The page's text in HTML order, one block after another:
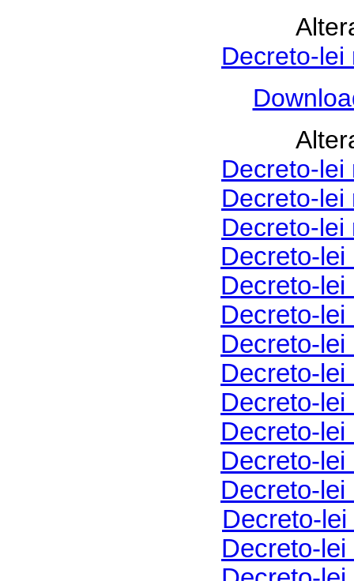
Decreto-lei
Decreto-lei
Decreto-lei
Decreto-lei
Decreto-lei
Decreto-lei
Decreto-lei
Decreto-lei
Decreto-lei
Decreto-lei
Decreto-lei
Decreto-lei
Decreto-lei
Decreto-lei
Decreto-lei